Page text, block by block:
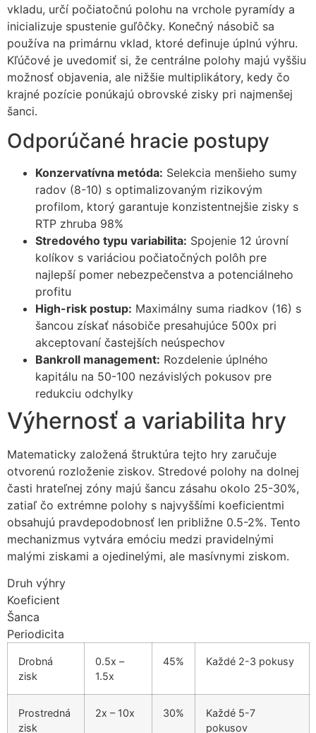
vkladu, určí počiatočnú polohu na vrchole pyramídy a
inicializuje spustenie guľôčky. Konečný násobič sa
používa na primárnu vklad, ktoré definuje úplnú výhru.
Kľúčové je uvedomiť si, že centrálne polohy majú vyššiu
možnosť objavenia, ale nižšie multiplikátory, kedy čo
krajné pozície ponúkajú obrovské zisky pri najmenšej
šanci.
Odporúčané hracie postupy
Konzervatívna metóda: Selekcia menšieho sumy
radov (8-10) s optimalizovaným rizikovým
profilom, ktorý garantuje konzistentnejšie zisky s
RTP zhruba 98%
Stredového typu variabilita: Spojenie 12 úrovní
kolíkov s variáciou počiatočných polôh pre
najlepší pomer nebezpečenstva a potenciálneho
profitu
High-risk postup: Maximálny suma riadkov (16) s
šancou získať násobiče presahujúce 500x pri
akceptovaní častejších neúspechov
Bankroll management: Rozdelenie úplného
kapitálu na 50-100 nezávislých pokusov pre
redukciu odchylky
Výhernosť a variabilita hry
Matematicky založená štruktúra tejto hry zaručuje
otvorenú rozloženie ziskov. Stredové polohy na dolnej
časti hrateľnej zóny majú šancu zásahu okolo 25-30%,
zatiaľ čo extrémne polohy s najvyššími koeficientmi
obsahujú pravdepodobnosť len približne 0.5-2%. Tento
mechanizmus vytvára emóciu medzi pravidelnými
malými ziskami a ojedinelými, ale masívnymi ziskom.
Druh výhry
Koeficient
Šanca
Periodicita
Drobná
zisk
0.5x –
1.5x
45% Každé 2-3 pokusy
Prostredná
zisk
2x – 10x 30%
Každé 5-7
pokusov